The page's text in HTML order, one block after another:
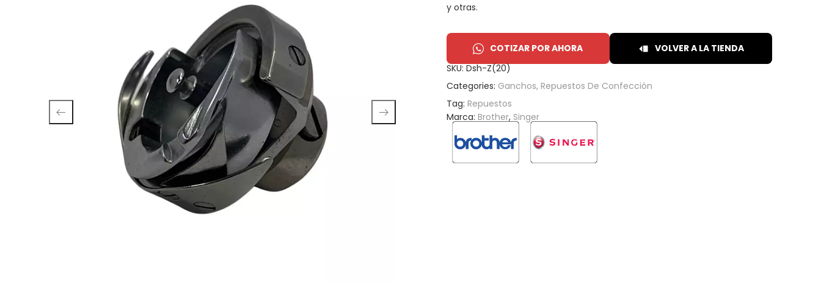
y otras.
COTIZAR POR AHORA
VOLVER A LA TIENDA
SKU: Dsh-Z(20)
Categories: Ganchos,Repuestos De Confección
Tag: Repuestos
Marca:Brother, Singer